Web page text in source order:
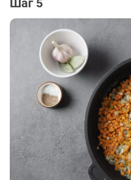
Шаг 5